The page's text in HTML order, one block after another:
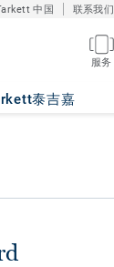
中国 联系我们
服务
泰吉嘉